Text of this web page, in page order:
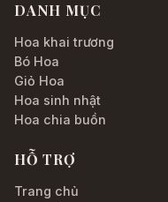
DANH MỤC
Hoa khai trương
Bó Hoa
Giỏ Hoa
Hoa sinh nhật
Hoa chia buồn
HỖ TRỢ
Trang chủ